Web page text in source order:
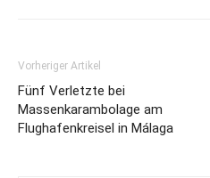
Vorheriger Artikel
Fünf Verletzte bei
Massenkarambolage am
Flughafenkreisel in Málaga